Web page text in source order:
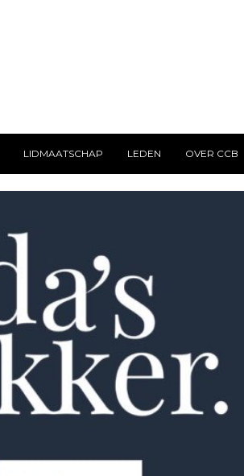
LIDMAATSCHAP LEDEN OVER CCB